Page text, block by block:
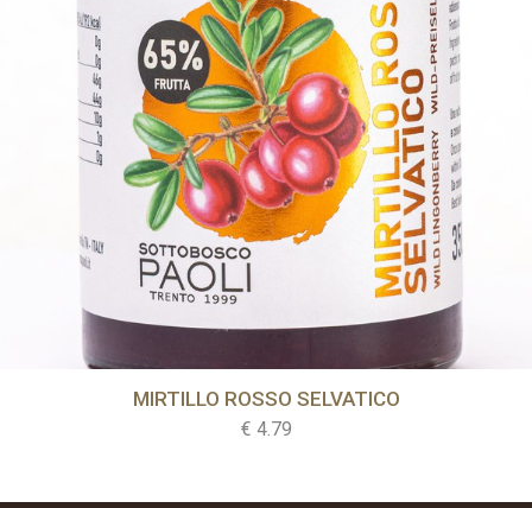
ACQUISTA
MIRTILLO ROSSO SELVATICO
€ 4.79